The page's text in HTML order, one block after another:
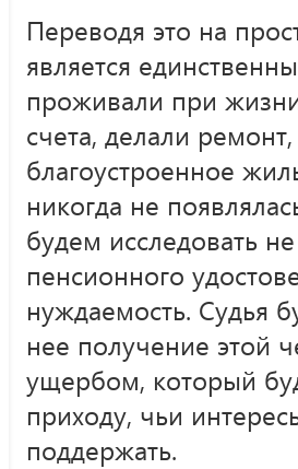
Переводя это на
является
проживали при
счета, делали
благоустроенное
никогда не
будем исследовать
пенсионного
нуждаемость. Судья
нее получение этой
ущербом, который
приходу, чьи
поддержать.